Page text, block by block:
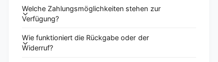
Welche Zahlungsmöglichkeiten stehen zur
Verfügung?
Wie funktioniert die Rückgabe oder der
Widerruf?